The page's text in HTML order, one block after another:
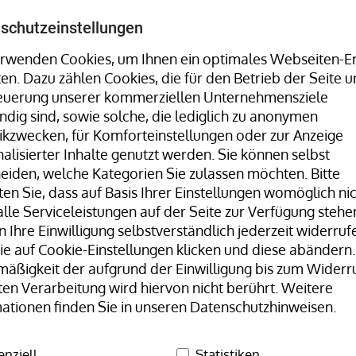
Cookies, um Ihnen ein optimales Webseiten-
Dazu zählen Cookies, die für den Betrieb der Seite
unserer kommerziellen Unternehmensziele
sind, sowie solche, die lediglich zu anonymen
für Komforteinstellungen oder zur Anzeige
Inhalte genutzt werden. Sie können selbst
welche Kategorien Sie zulassen möchten. Bitte
Sie, dass auf Basis Ihrer Einstellungen womöglich
Serviceleistungen auf der Seite zur Verfügung
Ihre Einwilligung selbstverständlich jederzeit
auf Cookie-Einstellungen klicken und diese
der aufgrund der Einwilligung bis zum
Verarbeitung wird hiervon nicht berührt. Weitere
finden Sie in unseren Datenschutzhinweisen.
Stretchwickler uvm. finden Sie
Hotline:+49 8323 9660-0| Mo-Fr
Unser Team H+D Stammwerk
Naturkautschuk Gummibänder, natur/